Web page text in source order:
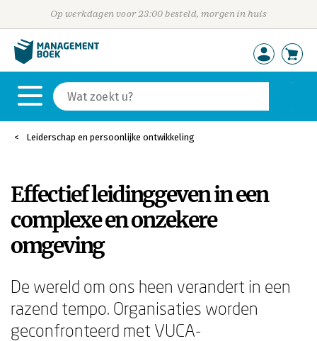
Op werkdagen voor 23:00 besteld, morgen in huis
Leiderschap en persoonlijke ontwikkeling
Effectief leidinggeven in een
complexe en onzekere
omgeving
De wereld om ons heen verandert in een
razend tempo. Organisaties worden
geconfronteerd met VUCA-